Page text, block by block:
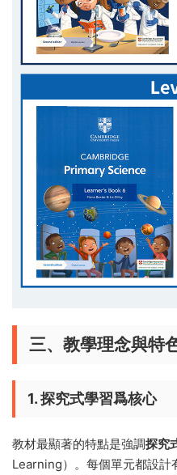
三、教學理念與特
1. 探究式學習爲核心
教材最顯著的特點是強調探究
Learning）。每個單元都設計